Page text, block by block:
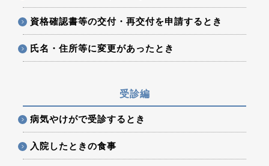
資格確認書等の交付・再交付を申請するとき
氏名・住所等に変更があったとき
受診編
病気やけがで受診するとき
入院したときの食事